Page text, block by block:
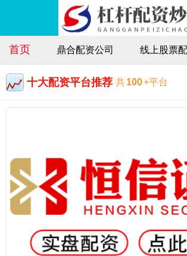
首页 鼎合配资公司 线上股票
十大配资平台推荐 共100+平台